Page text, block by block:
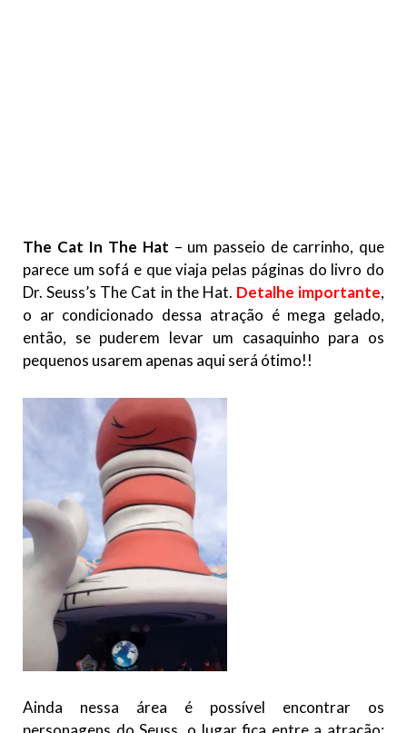
The Cat In The Hat – um passeio de carrinho, que
parece um sofá e que viaja pelas páginas do livro do
Dr. Seuss’s The Cat in the Hat. Detalhe importante,
o ar condicionado dessa atração é mega gelado,
então, se puderem levar um casaquinho para os
pequenos usarem apenas aqui será ótimo!!
Ainda nessa área é possível encontrar os